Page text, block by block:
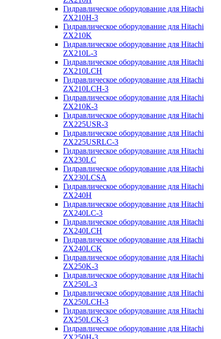
Гидравлическое оборудование для Hitachi
ZX210H-3
Гидравлическое оборудование для Hitachi
ZX210K
Гидравлическое оборудование для Hitachi
ZX210L-3
Гидравлическое оборудование для Hitachi
ZX210LCH
Гидравлическое оборудование для Hitachi
ZX210LCH-3
Гидравлическое оборудование для Hitachi
ZX210К-3
Гидравлическое оборудование для Hitachi
ZX225USR-3
Гидравлическое оборудование для Hitachi
ZX225USRLC-3
Гидравлическое оборудование для Hitachi
ZX230LC
Гидравлическое оборудование для Hitachi
ZX230LCSA
Гидравлическое оборудование для Hitachi
ZX240H
Гидравлическое оборудование для Hitachi
ZX240LC-3
Гидравлическое оборудование для Hitachi
ZX240LCH
Гидравлическое оборудование для Hitachi
ZX240LCK
Гидравлическое оборудование для Hitachi
ZX250K-3
Гидравлическое оборудование для Hitachi
ZX250L-3
Гидравлическое оборудование для Hitachi
ZX250LCH-3
Гидравлическое оборудование для Hitachi
ZX250LCK-3
Гидравлическое оборудование для Hitachi
ZX250Н-3